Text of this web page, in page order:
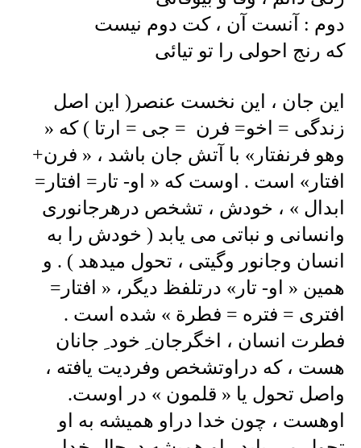
دوم : آنست آن ، کت دوم نیست
که رنج احولی را تو تیائی
این جان ، این نخست عنصر( این اصل
زندگی = اخو= فرن = جی = ارتا ) که «
وهو فرنفتار» با آتش جان باشد ، « فرن+
افتار» است . اوست که « او- تار= افتار=
ابدال » ، خودش ، تشخص درهرجانوری
وانسانی و نباتی می یابد ( خودش را به
انسان وجانور وگیتی ، تحول میدهد ) . و
همین « او- تار» درتلفظ دیگر، « افتار=
افتری = فتره = فطرة » شده است .
فطرت انسان ، اخگرجان ِ خود ِ جانان
هست ، که دراوتشخص وفردیت یافته ،
واصل تحول یا « قلمون » در اوست.
اوهست ، چون خدا دراو همیشه به او